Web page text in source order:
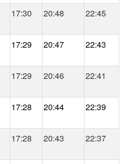
17:30 20:48 22:45
17:29 20:47 22:43
17:29 20:46 22:41
17:28 20:44 22:39
17:28 20:43 22:37